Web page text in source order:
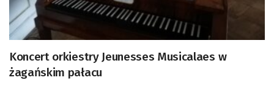
Koncert orkiestry Jeunesses Musicalaes w
żagańskim pałacu